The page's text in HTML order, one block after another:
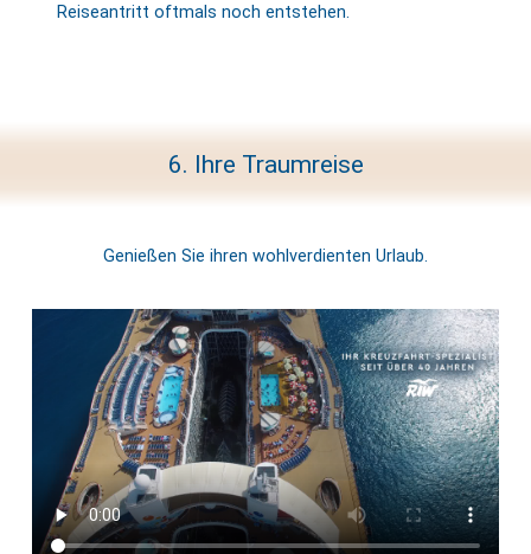
Reiseantritt oftmals noch entstehen.
6. Ihre Traumreise
Genießen Sie ihren wohlverdienten Urlaub.